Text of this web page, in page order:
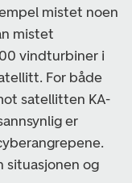
mistet noen
mistet
vindturbiner i
For både
satellitten KA-
er
situasjonen og